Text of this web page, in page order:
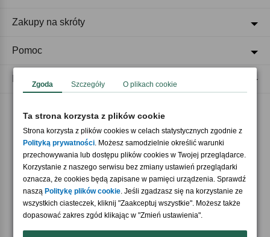
Akceptujemy płatności
Nasi partnerzy
Zakupy na skróty
Pomoc
Regulaminy
Zgoda Szczegóły O plikach cookie
Ta strona korzysta z plików cookie
Strona korzysta z plików cookies w celach statystycznych zgodnie z
Polityką prywatności. Możesz samodzielnie określić warunki
przechowywania lub dostępu plików cookies w Twojej przeglądarce.
Korzystanie z naszego serwisu bez zmiany ustawień przeglądarki
oznacza, że cookies będą zapisane w pamięci urządzenia. Sprawdź
naszą Politykę plików cookie. Jeśli zgadzasz się na korzystanie ze
wszystkich ciasteczek, kliknij "Zaakceptuj wszystkie". Możesz także
dopasować zakres zgód klikając w "Zmień ustawienia".